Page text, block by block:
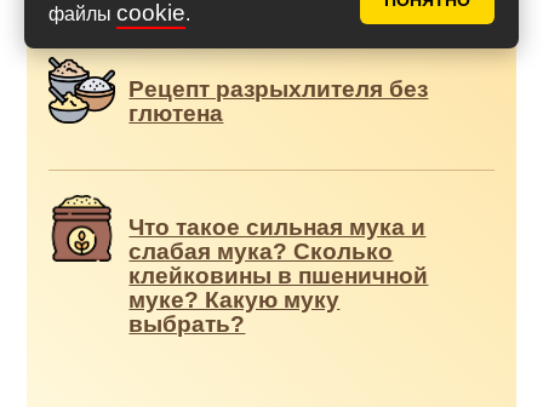
файлы cookie.
Рецепт разрыхлителя без
глютена
Что такое сильная мука и
слабая мука? Сколько
клейковины в пшеничной
муке? Какую муку
выбрать?